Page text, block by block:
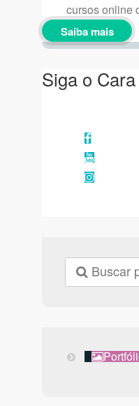
cursos online
Saiba mais
Siga o
Facebook
YouTube
Instagram